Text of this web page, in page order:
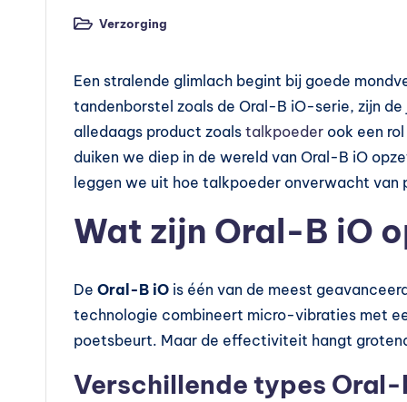
in
Geplaatst
Verzorging
Een stralende glimlach begint bij goede
tandenborstel zoals de Oral-B iO-serie, zijn
alledaags product zoals talkpoeder ook een
duiken we diep in de wereld van Oral-B iO
leggen we uit hoe talkpoeder onverwacht van
Wat zijn Oral-B iO
De Oral-B iO is één van de meest
technologie combineert micro-vibraties met
poetsbeurt. Maar de effectiviteit hangt
Verschillende types